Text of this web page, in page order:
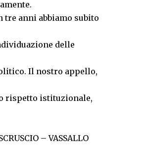
anni abbiamo subito
delle
Il nostro appello,
rispetto istituzionale,
– VASSALLO